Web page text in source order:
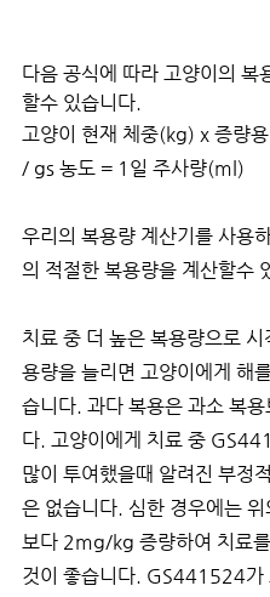
다음 공식에 따라 고양이의 복
할수 있습니다.
고양이 현재 체중(kg) x 증량
/ gs 농도 = 1일 주사량(ml)
우리의 복용량 계산기를 사용
의 적절한 복용량을 계산할수
치료 중 더 높은 복용량으로
용량을 늘리면 고양이에게 해
습니다. 과다 복용은 과소 복용
다. 고양이에게 치료 중
많이 투여했을때 알려진 부정
은 없습니다. 심한 경우에는
보다 2mg/kg 증량하여 치료
것이 좋습니다. GS441524가